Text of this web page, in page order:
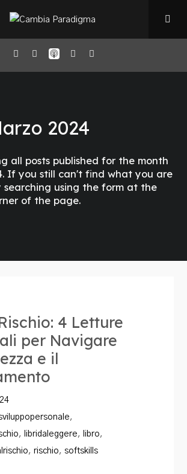
2024
all posts published for the month
If you still can't find what you are
searching using the form at the
of the page.
4 Letture
per Navigare
e il
,
, libridaleggere, libro,
,rischio,softskills